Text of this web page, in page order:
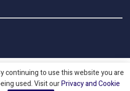
continuing to use this website you are
used. Visit ourPrivacy and Cookie